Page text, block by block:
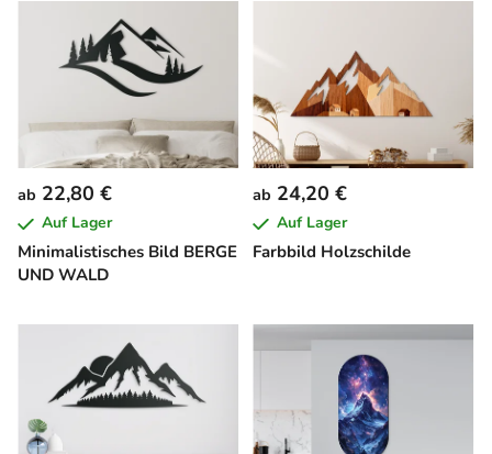
Minimalistisches Bild BERGE
UND WALD
ab 22,80 €
Auf Lager
Farbbild Holzschilde
ab 24,20 €
Auf Lager